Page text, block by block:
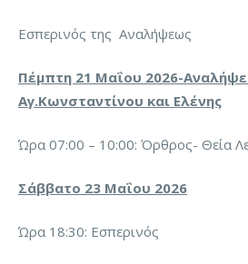
Εσπερινός της Αναλήψεως
Πέμπτη 21 Μαΐου 2026-
Αγ.Κωνσταντίνου και Ελένης
Ώρα 07:00 – 10:00: Όρθρος- Θεία
Σάββατο 23 Μαΐου 2026
Ώρα 18:30: Εσπερινός